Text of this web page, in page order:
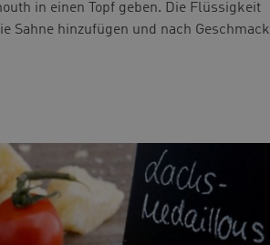
in einen Topf geben. Die Flüssigkeit
Sahne hinzufügen und nach Geschmack